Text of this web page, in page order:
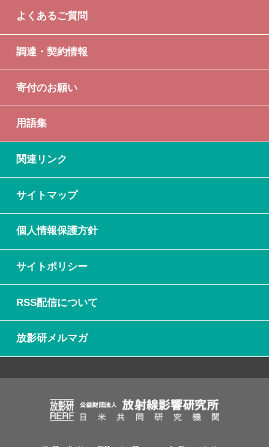
よくあるご質問
調達・契約情報
寄付のお願い
用語集
関連リンク
サイトマップ
個人情報保護方針
サイトポリシー
RSS配信について
放影研メルマガ